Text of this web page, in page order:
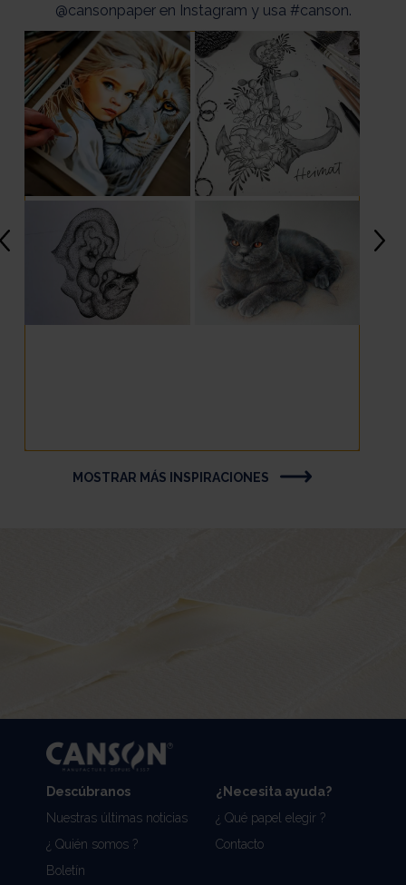
@cansonpaper en Instagram y usa #canson.
MOSTRAR MÁS INSPIRACIONES
Descúbranos
Nuestras últimas noticias
¿ Quién somos ?
Boletín
¿Necesita ayuda?
¿ Qué papel elegir ?
Contacto